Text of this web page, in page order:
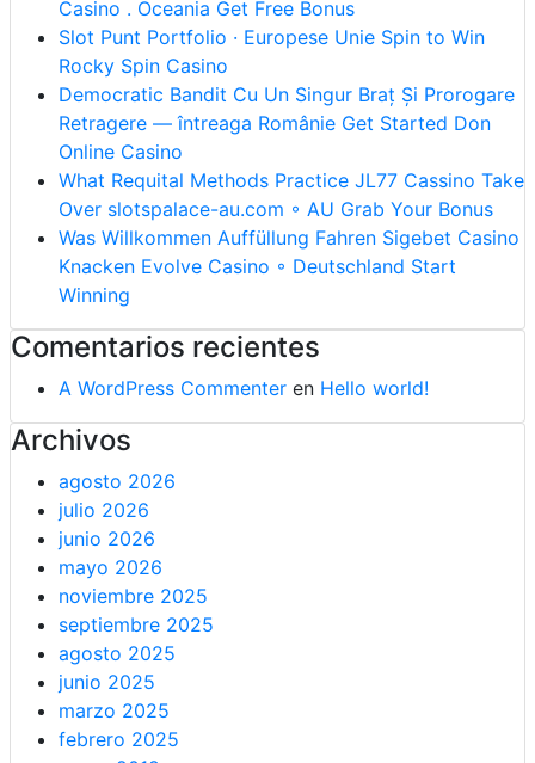
Casino . Oceania Get Free Bonus
Slot Punt Portfolio · Europese Unie Spin to Win
Rocky Spin Casino
Democratic Bandit Cu Un Singur Braț Și Prorogare
Retragere — întreaga Românie Get Started Don
Online Casino
What Requital Methods Practice JL77 Cassino Take
Over slotspalace-au.com ◦ AU Grab Your Bonus
Was Willkommen Auffüllung Fahren Sigebet Casino
Knacken Evolve Casino ◦ Deutschland Start
Winning
Comentarios recientes
A WordPress Commenter en Hello world!
Archivos
agosto 2026
julio 2026
junio 2026
mayo 2026
noviembre 2025
septiembre 2025
agosto 2025
junio 2025
marzo 2025
febrero 2025